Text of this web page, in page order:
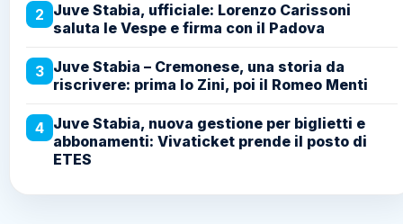
2 Juve Stabia, ufficiale: Lorenzo Carissoni
saluta le Vespe e firma con il Padova
3 Juve Stabia – Cremonese, una storia da
riscrivere: prima lo Zini, poi il Romeo Menti
4 Juve Stabia, nuova gestione per biglietti e
abbonamenti: Vivaticket prende il posto di
ETES